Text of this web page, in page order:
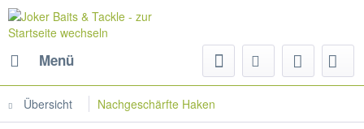
Menü
Übersicht Nachgeschärfte Haken